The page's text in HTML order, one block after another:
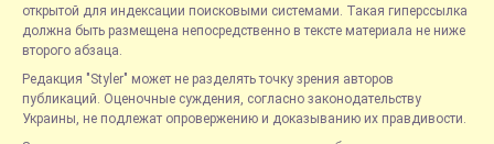
открытой для индексации поисковыми системами. Такая гиперссылка
должна быть размещена непосредственно в тексте материала не ниже
второго абзаца.
Редакция "Styler" может не разделять точку зрения авторов
публикаций. Оценочные суждения, согласно законодательству
Украины, не подлежат опровержению и доказыванию их правдивости.